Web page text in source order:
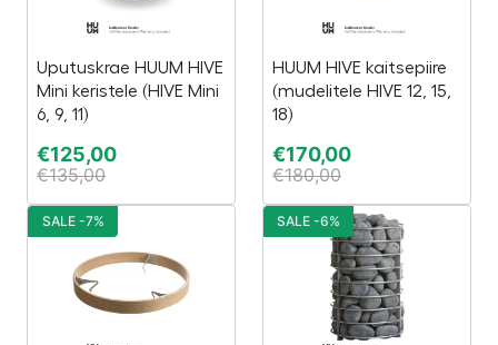
Uputuskrae HUUM HIVE
Mini keristele (HIVE Mini
6, 9, 11)
€125,00
€135,00
HUUM HIVE kaitsepiire
(mudelitele HIVE 12, 15,
18)
€170,00
€180,00
SALE -7% SALE -6%